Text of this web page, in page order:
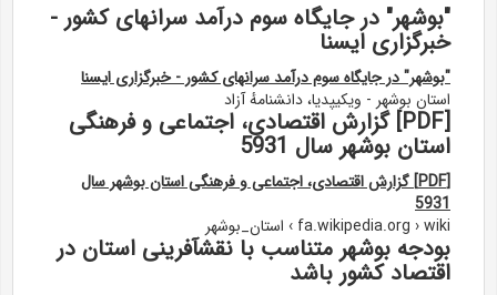
"بوشهر" در جایگاه سوم درآمد سرانهای کشور -
خبرگزاری ایسنا
"بوشهر" در جایگاه سوم درآمد سرانهای کشور - خبرگزاری ایسنا
استان بوشهر - ویکیپدیا، دانشنامهٔ آزاد
[PDF] گزارش اقتصادی، اجتماعی و فرهنگی
استان بوشهر سال 5931
[PDF] گزارش اقتصادی، اجتماعی و فرهنگی استان بوشهر سال
5931
fa.wikipedia.org › wiki › استان_بوشهر
بودجه بوشهر متناسب با نقشآفرینی استان در
اقتصاد کشور باشد